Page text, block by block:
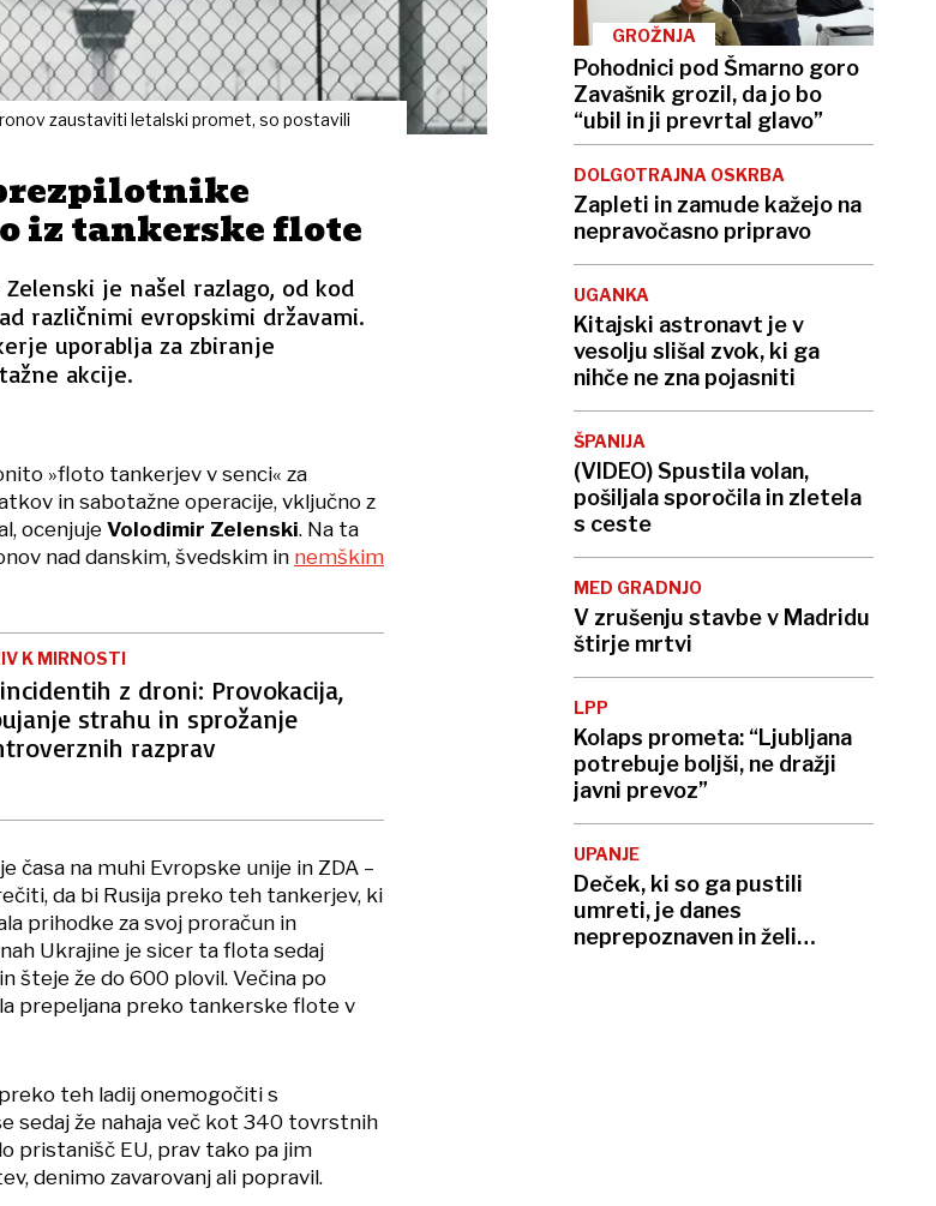
zaustaviti letalski promet, so postavili
iz tankerske flote
je našel razlago, od kod
različnimi evropskimi državami.
uporablja za zbiranje
akcije.
»floto tankerjev v senci« za
in sabotažne operacije, vključno z
ocenjuje Volodimir Zelenski. Na ta
nad danskim, švedskim in nemškim
K MIRNOSTI
z droni: Provokacija,
strahu in sprožanje
razprav
časa na muhi Evropske unije in ZDA –
da bi Rusija preko teh tankerjev, ki
prihodke za svoj proračun in
Ukrajine je sicer ta flota sedaj
šteje že do 600 plovil. Večina po
prepeljana preko tankerske flote v
teh ladij onemogočiti s
sedaj že nahaja več kot 340 tovrstnih
pristanišč EU, prav tako pa jim
denimo zavarovanj ali popravil.
GROŽNJA
Pohodnici pod Šmarno goro
Zavašnik grozil, da jo bo
“ubil in ji prevrtal glavo”
DOLGOTRAJNA OSKRBA
Zapleti in zamude kažejo na
nepravočasno pripravo
UGANKA
Kitajski astronavt je v
vesolju slišal zvok, ki ga
nihče ne zna pojasniti
ŠPANIJA
(VIDEO) Spustila volan,
pošiljala sporočila in zletela
s ceste
MED GRADNJO
V zrušenju stavbe v Madridu
štirje mrtvi
LPP
Kolaps prometa: “Ljubljana
potrebuje boljši, ne dražji
javni prevoz”
UPANJE
Deček, ki so ga pustili
umreti, je danes
neprepoznaven in želi